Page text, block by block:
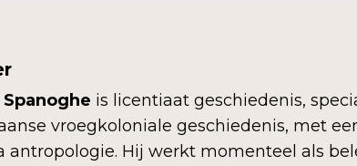
is licentiaat geschiedenis,
vroegkoloniale geschiedenis, met
antropologie. Hij werkt momenteel als